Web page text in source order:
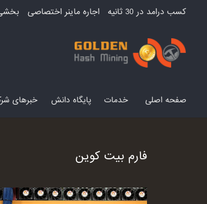
کسب درامد در 30 ثانیه اجاره ماینر اختصاصی
صفحه اصلی خدمات پایگاه دانش خبرهای
فارم بیت کوین